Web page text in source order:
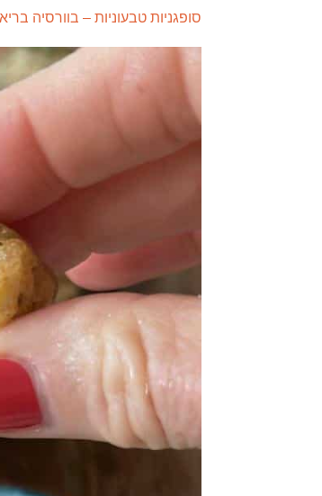
סופגניות טבעוניות – בוורסיה